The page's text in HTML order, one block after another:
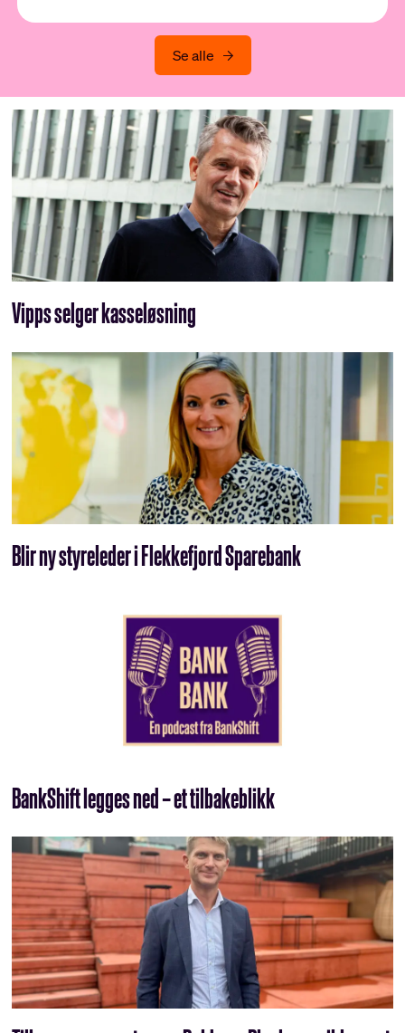
Se alle
Vipps selger kasseløsning
Blir ny styreleder i Flekkefjord Sparebank
BankShift legges ned – et tilbakeblikk